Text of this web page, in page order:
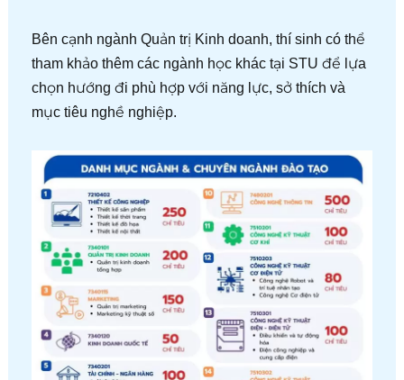
Bên cạnh ngành Quản trị Kinh doanh, thí sinh có thể
tham khảo thêm các ngành học khác tại STU để lựa
chọn hướng đi phù hợp với năng lực, sở thích và
mục tiêu nghề nghiệp.